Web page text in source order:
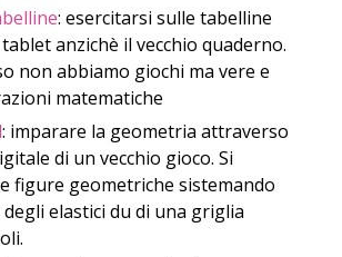
: esercitarsi sulle tabelline
anzichè il vecchio quaderno.
non abbiamo giochi ma vere e
matematiche
: imparare la geometria attraverso
di un vecchio gioco. Si
figure geometriche sistemando
elastici du di una griglia